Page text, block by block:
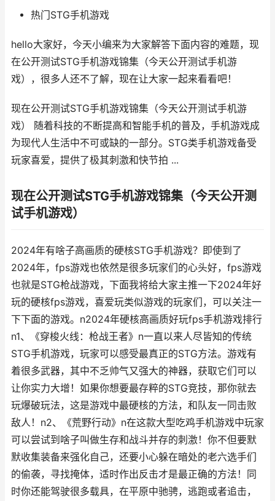
热门STG手机游戏
hello大家好，今天小编来为大家解答下面内容的难题，现
在公开测试STG手机游戏锦集（今天公开测试手机游
戏），很多人还不了解，现在让大家一起来看看吧！
现在公开测试STG手机游戏锦集（今天公开测试手机游
戏） 随着科技的不断提高和智能手机的普及，手机游戏成
为现代人生活中不可或缺的一部分。STG类手机游戏备受
玩家喜爱，提供了极其刺激和快节拍 ...
现在公开测试STG手机游戏锦集（今天公开测
试手机游戏）
2024年有啥子高画质的硬核STG手机游戏？即使到了
2024年，fps游戏也依然是很多玩家们的心头好，fps游戏
也就是STG枪战游戏，下面我将给大家主推一下2024年好
玩的硬核fps游戏，喜爱玩类似游戏的玩家们，可以关注一
下下面的游戏。n2024年硬核高画质好玩fps手机游戏排行
n1、《穿梭火线：枪战王者》n一直以来人尽皆知的传统
STG手机游戏，玩家可以感受最真正的STG方法。游戏有
着很多武器，其中不乏帅气又强大的神器，获取它们可以
让你实力大增！如果你想要最存粹的STG竞技，那你就去
玩爆破玩法，这是游戏中最硬核的方法，和队友一同击败
敌人！n2、《荒野行动》n在这款大型吃鸡手机游戏中玩家
可以尝试到啥子叫做生存和战斗并存的刺激！你不但要默
默收集装备来强化自己，还要小心躲在暗处的老六选手们
的偷袭，寻找掩体，适时作出反击才是最正确的方法！同
时你还能驾驶很多载具，在平原中驰骋，逃跑或者追击，